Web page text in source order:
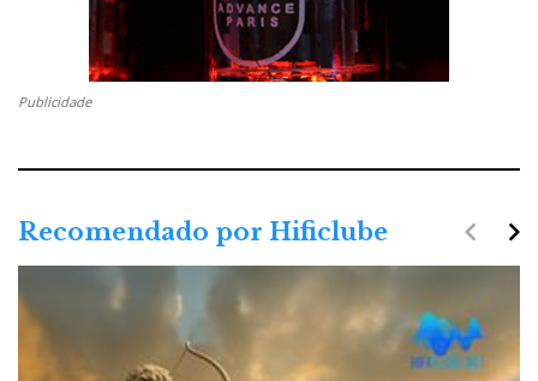
Publicidade
Recomendado por Hificlube navigate_next
navigate_before